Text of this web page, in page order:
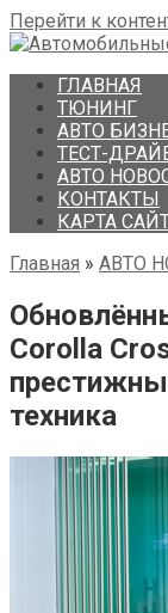
Перейти к
ГЛАВНАЯ
ТЮНИНГ
АВТО
ТЕСТ-
АВТО
КОНТАКТЫ
КАРТА
Главная » АВТО
Corolla
техника